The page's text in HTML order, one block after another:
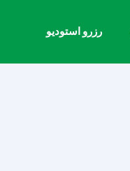
رزرو استودیو